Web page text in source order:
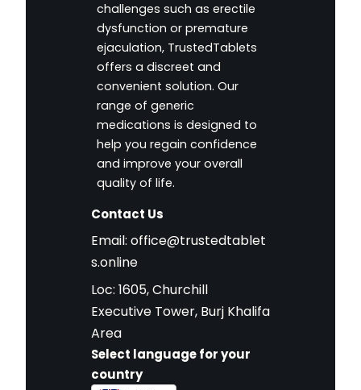
challenges such as erectile
dysfunction or premature
ejaculation, TrustedTablets
offers a discreet and
convenient solution. Our
range of generic
medications is designed to
help you regain confidence
and improve your overall
quality of life.
Contact Us
Email: office@trustedtablet
s.online
Loc: 1605, Churchill
Executive Tower, Burj Khalifa
Area
Select language for your
country